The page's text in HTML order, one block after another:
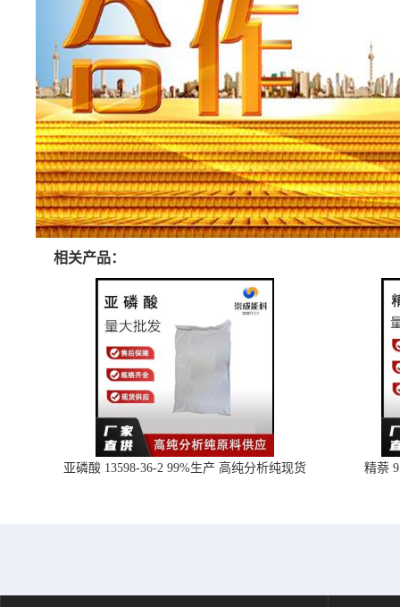
相关产品：
亚磷酸 13598-36-2 99%生产 高纯分析纯现货 精萘